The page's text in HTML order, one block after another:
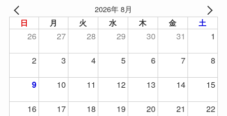
2026年 8月
日 月 火 水 木 金 土
26 27 28 29 30 31
1
2
3 4 5 6 7 8
9 10 11 12 13 14
15
16
17 18 19 20 21
22